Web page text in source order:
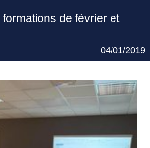
de février et
04/01/2019